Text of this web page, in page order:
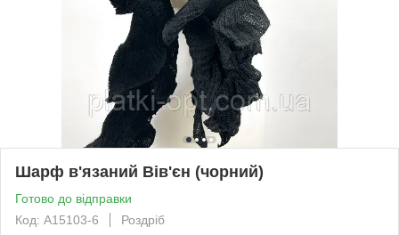
Шарф в'язаний Вів'єн (чорний)
Готово до відправки
Код: А15103-6
Роздріб